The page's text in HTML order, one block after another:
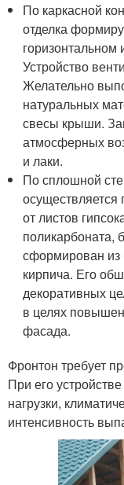
По каркасной
отделка
Устройство
Желательно
натуральных
свесы крыши.
атмосферных
и лаки.
По сплошной
от листов
поликарбоната,
сформирован из
кирпича. Его
декоративных
в целях
фасада.
Фронтон требует
При его
нагрузки,
интенсивность